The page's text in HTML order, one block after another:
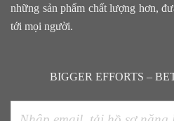
những sản phẩm chất lượng hơn,
tới mọi người.
BIGGER EFFORTS –